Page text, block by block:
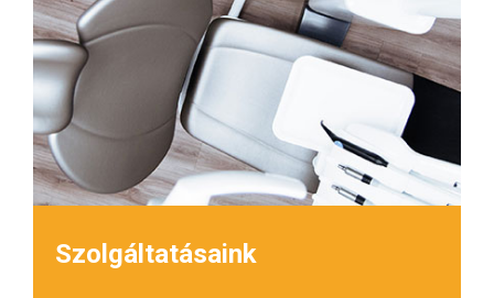
Szolgáltatásaink